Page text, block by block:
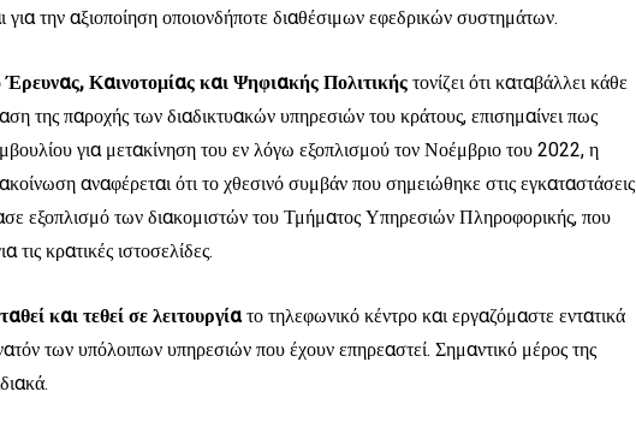
για την αξιοποίηση οποιονδήποτε διαθέσιμων εφεδρικών συστημάτων.
Έρευνας, Καινοτομίας και Ψηφιακής Πολιτικήςτονίζει ότι καταβάλλει κάθε
της παροχής των διαδικτυακών υπηρεσιών του κράτους, επισημαίνει πως
για μετακίνηση του εν λόγω εξοπλισμού τον Νοέμβριο του 2022, η
αναφέρεται ότι το χθεσινό συμβάν που σημειώθηκε στις εγκαταστάσεις
εξοπλισμό των διακομιστών του Τμήματος Υπηρεσιών Πληροφορικής, που
κρατικές ιστοσελίδες.
και τεθεί σε λειτουργίατο τηλεφωνικό κέντρο και εργαζόμαστε εντατικά
των υπόλοιπων υπηρεσιών που έχουν επηρεαστεί. Σημαντικό μέρος της